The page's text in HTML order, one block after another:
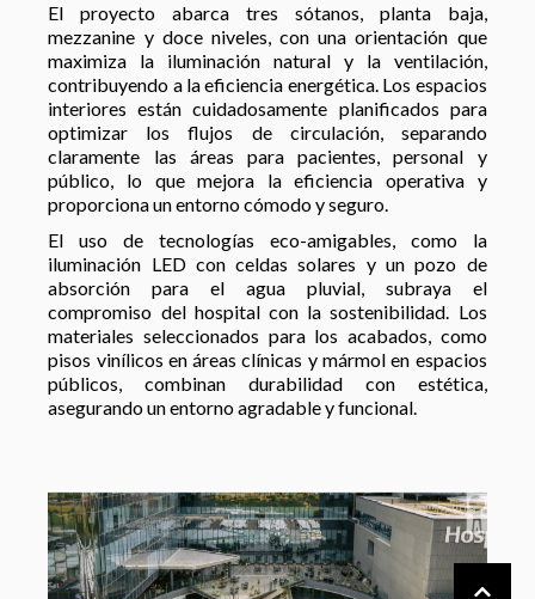
El proyecto abarca tres sótanos, planta baja,
mezzanine y doce niveles, con una orientación que
maximiza la iluminación natural y la ventilación,
contribuyendo a la eficiencia energética. Los espacios
interiores están cuidadosamente planificados para
optimizar los flujos de circulación, separando
claramente las áreas para pacientes, personal y
público, lo que mejora la eficiencia operativa y
proporciona un entorno cómodo y seguro.
El uso de tecnologías eco-amigables, como la
iluminación LED con celdas solares y un pozo de
absorción para el agua pluvial, subraya el
compromiso del hospital con la sostenibilidad. Los
materiales seleccionados para los acabados, como
pisos vinílicos en áreas clínicas y mármol en espacios
públicos, combinan durabilidad con estética,
asegurando un entorno agradable y funcional.